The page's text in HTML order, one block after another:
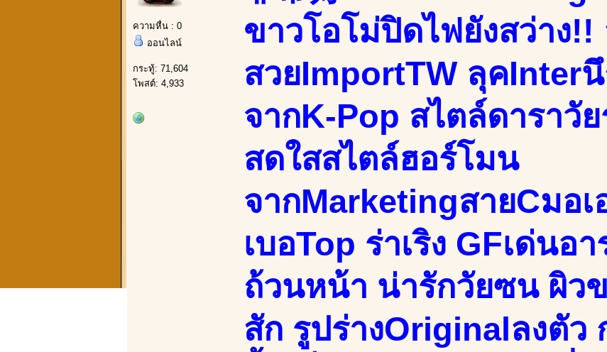
ความหื่น : 0
ออนไลน์
กระทู้: 71,604
โพสต์: 4,933
ขาวโอโม่ปิดไฟยังสว่าง
สวยImportTW ลุคInter
จากK-Pop สไตล์ดาราวั
สดใสสไตล์ฮอร์โมน
จากMarketingสายCมอ
เบอTop ร่าเริง GFเด่น
ถ้วนหน้า น่ารักวัยซน ผิว
สัก รูปร่างOriginalลงตัว